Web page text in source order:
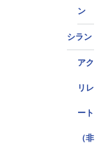
ン
シラン
アク
リレ
ート
（非